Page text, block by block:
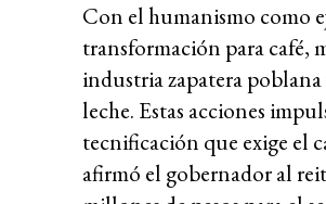
Con el humanismo como
transformación para café,
industria zapatera
leche. Estas acciones
tecnificación que exige el
afirmó el gobernador al